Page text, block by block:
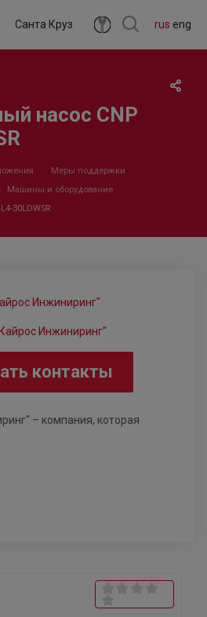
rus eng
Санта Круз
насос CNP
Меры поддержки
Машины и оборудование
30LDWSR
Инжиниринг"
контакты
– компания, которая